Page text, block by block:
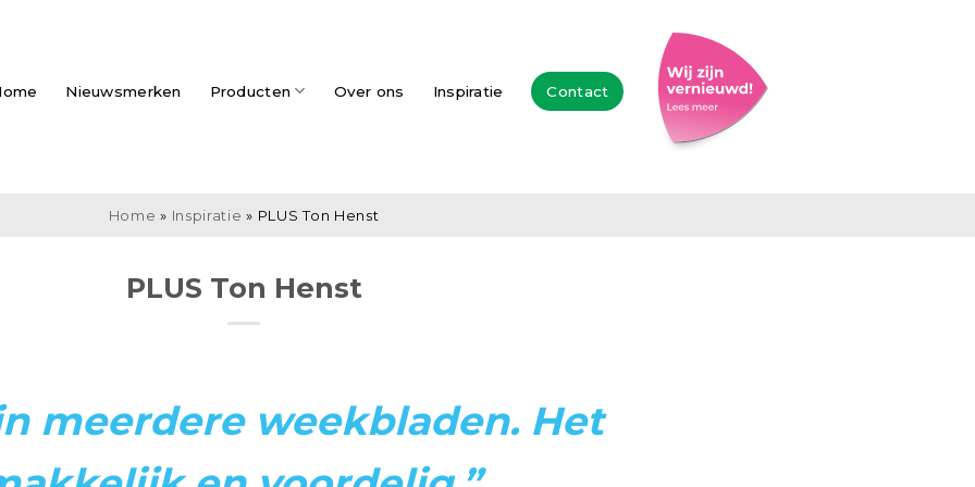
Nieuwsmerken Producten Over ons Inspiratie Contact
Home » Inspiratie » PLUS Ton Henst
PLUS Ton Henst
meerdere weekbladen. Het